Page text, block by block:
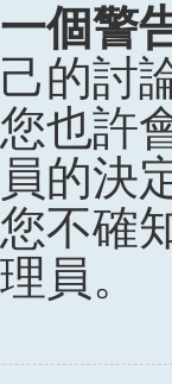
個警
的討
也許
的決
不確
員。